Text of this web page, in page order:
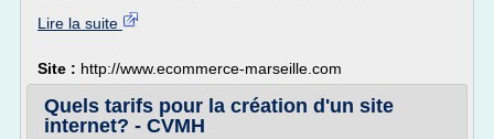
Lire la suite
Site : http://www.ecommerce-marseille.com
Quels tarifs pour la création d'un site
internet? - CVMH